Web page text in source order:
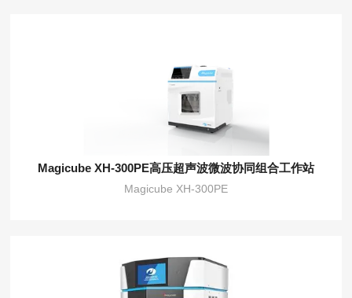
Magicube XH-300PE高压超声波微波协同组合工作站
Magicube XH-300PE